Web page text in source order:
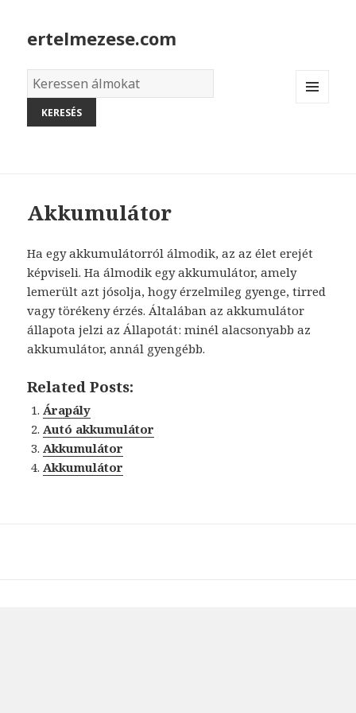
ertelmezese.com
Álmok
szótára
Akkumulátor
Ha egy akkumulátorról álmodik, az az élet erejét
képviseli. Ha álmodik egy akkumulátor, amely
lemerült azt jósolja, hogy érzelmileg gyenge, tirred
vagy törékeny érzés. Általában az akkumulátor
állapota jelzi az Állapotát: minél alacsonyabb az
akkumulátor, annál gyengébb.
Related Posts:
Árapály
Autó akkumulátor
Akkumulátor
Akkumulátor